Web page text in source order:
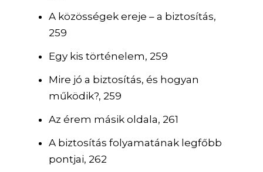
A közösségek ereje – a biztosítás,
259
Egy kis történelem, 259
Mire jó a biztosítás, és hogyan
működik?, 259
Az érem másik oldala, 261
A biztosítás folyamatának legfőbb
pontjai, 262